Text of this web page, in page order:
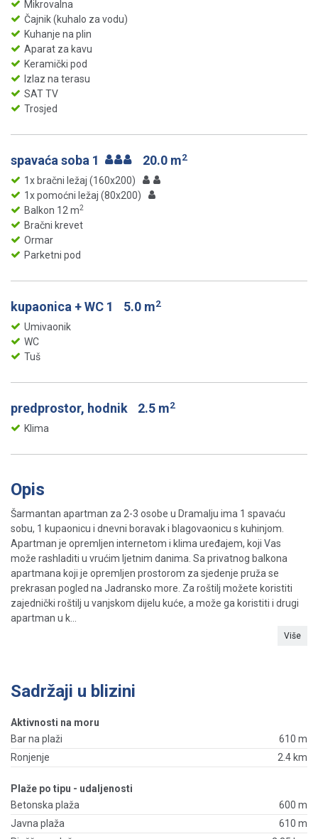
Mikrovalna
Čajnik (kuhalo za vodu)
Kuhanje na plin
Aparat za kavu
Keramički pod
Izlaz na terasu
SAT TV
Trosjed
spavaća soba 1 20.0 m2
1x bračni ležaj (160x200)
1x pomoćni ležaj (80x200)
Balkon 12 m2
Bračni krevet
Ormar
Parketni pod
kupaonica + WC 1 5.0 m2
Umivaonik
WC
Tuš
predprostor, hodnik 2.5 m2
Klima
Opis
Šarmantan apartman za 2-3 osobe u Dramalju ima 1 spavaću
sobu, 1 kupaonicu i dnevni boravak i blagovaonicu s kuhinjom.
Apartman je opremljen internetom i klima uređajem, koji Vas
može rashladiti u vrućim ljetnim danima. Sa privatnog balkona
apartmana koji je opremljen prostorom za sjedenje pruža se
prekrasan pogled na Jadransko more. Za roštilj možete koristiti
zajednički roštilj u vanjskom dijelu kuće, a može ga koristiti i drugi
apartman u k...
Više
Sadržaji u blizini
Aktivnosti na moru
Bar na plaži
610 m
Ronjenje
2.4 km
Plaže po tipu - udaljenosti
Betonska plaža
600 m
Javna plaža
610 m